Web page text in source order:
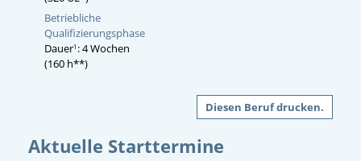
Betriebliche
Qualifizierungsphase
Dauer1 : 4 Wochen
(160 h**)
Diesen Beruf drucken.
Aktuelle Starttermine